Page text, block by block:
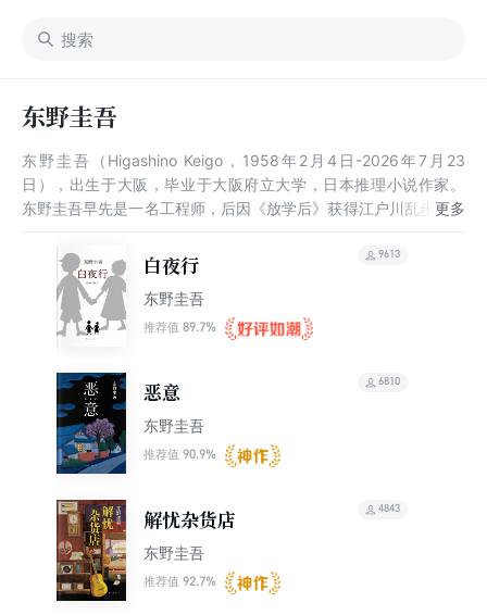
东野圭吾
东野圭吾（Higashino Keigo，1958年2月4日-2026年7月23
日），出生于大阪，毕业于大阪府立大学，日本推理小说作家。
东野圭吾早先是一名工程师，后因《放学后》获得江户川乱步奖，
《白夜行》等，曾获日本推理作家协会奖、直木奖等荣誉，是日本
推理小说界罕见的“三冠王”。
白夜行
东野圭吾
推荐值 89.7%
9613
恶意
东野圭吾
推荐值 90.9%
6810
解忧杂货店
东野圭吾
推荐值 92.7%
4843